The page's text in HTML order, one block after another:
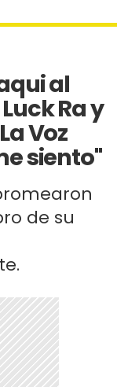
al
Ra y
Voz
siento"
de su